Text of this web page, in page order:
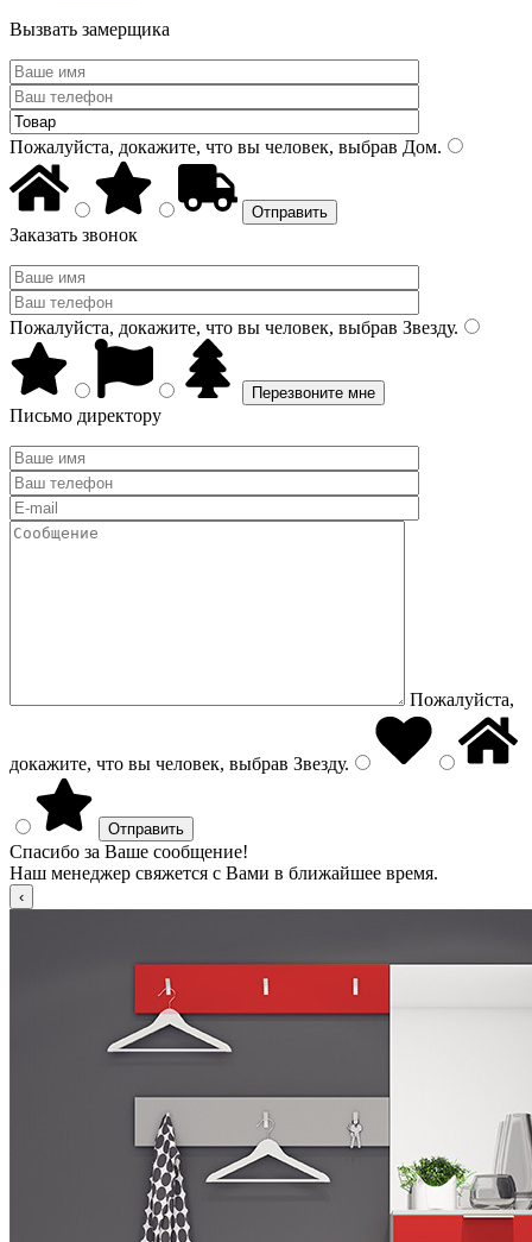
Вызвать замерщика
Пожалуйста, докажите, что вы человек, выбрав Дом.
Заказать звонок
Пожалуйста, докажите, что вы человек, выбрав Звезду.
Письмо директору
Пожалуйста,
докажите, что вы человек, выбрав Звезду.
Спасибо за Ваше сообщение!
Наш менеджер свяжется с Вами в ближайшее время.